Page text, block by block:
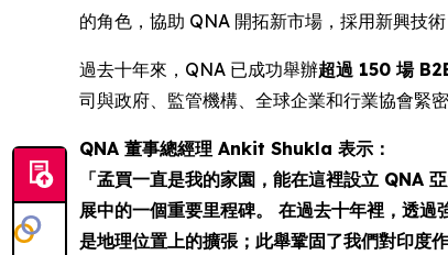
的角色，協助 QNA 開拓新市場，採用新興技
過去十年來，QNA 已成功舉辦超過 150 場
司與政府、監管機構、全球企業和行業協會緊
QNA 董事總經理 Ankit Shukla 表示：
「孟買一直是我的家園，能在這裡設立 QNA
展中的一個重要里程碑。 在過去十年裡，透
是地理位置上的擴張；此舉鞏固了我們對印度